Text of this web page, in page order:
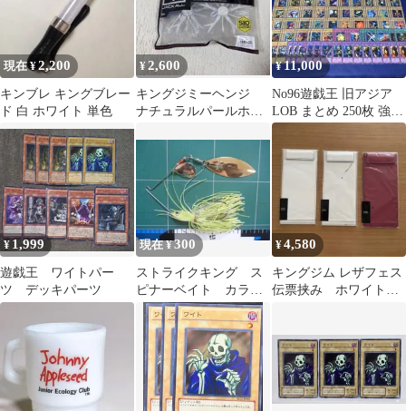
現在 ¥2,200
キンブレ キングブレー
ド 白 ホワイト 単色
¥2,600
キングジミーヘンジ
ナチュラルパールホワ
¥11,000
No96遊戯王 旧アジア
LOB まとめ 250枚 強欲
な壺 ワイト セミコンプ
¥ 1,999
遊戯王 ワイトパー
ツ デッキパーツ
現在 ¥300
ストライクキング ス
ピナーベイト カラー
名不明（チャート/ホワ
イト）
¥4,580
キングジム レザフェス
伝票挟み ホワイト・